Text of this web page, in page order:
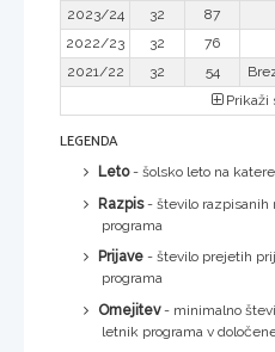
2023/24
32 87
2022/23
32 76
2021/22
32 54
Prikaži
LEGENDA
Leto- šolsko leto na
Razpis- število razpisanih
programa
Prijave - število prejetih
programa
Omejitev- minimalno
letnik programa v